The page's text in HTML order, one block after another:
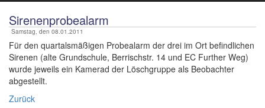
Sirenenprobealarm
Samstag, den 08.01.2011
Für den quartalsmäßigen Probealarm der drei im Ort befindlichen
Sirenen (alte Grundschule, Berrischstr. 14 und EC Further Weg)
wurde jeweils ein Kamerad der Löschgruppe als Beobachter
abgestellt.
Zurück